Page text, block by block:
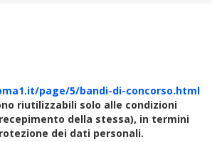
page/5/bandi-di-concorso.html
riutilizzabili solo alle condizioni
della stessa), in termini
dei dati personali.